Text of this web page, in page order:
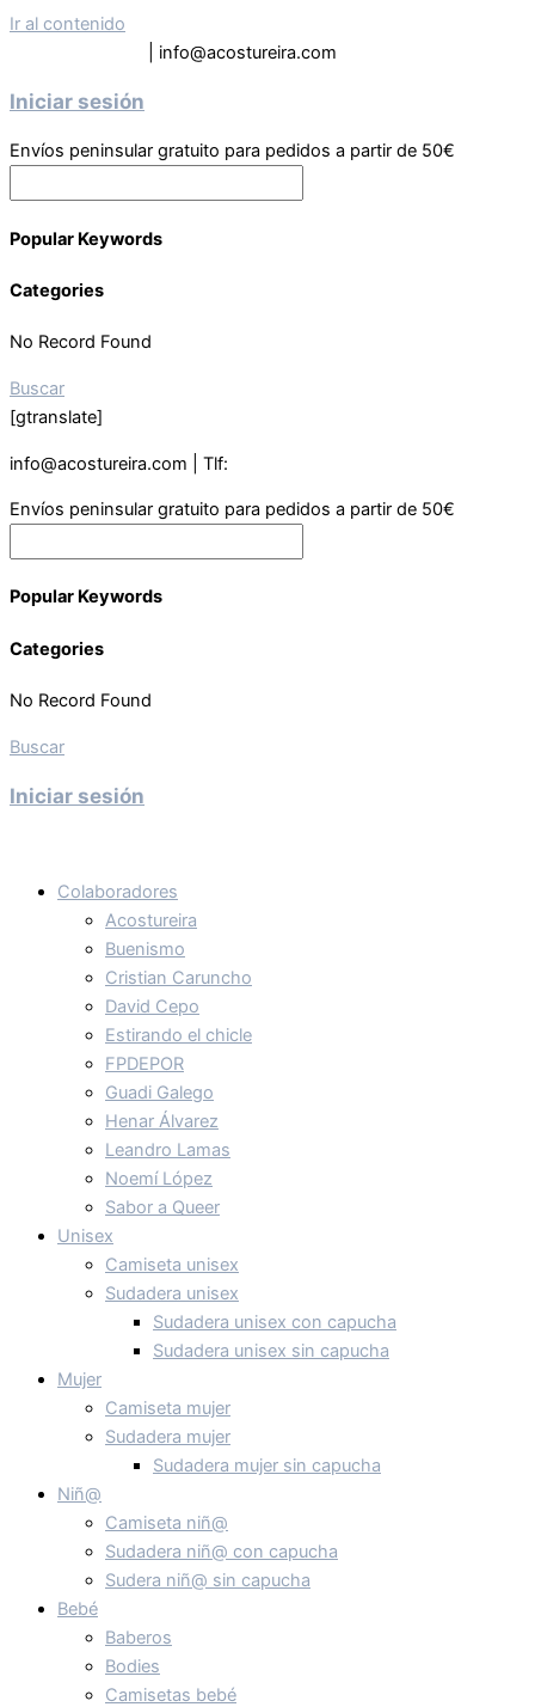
Ir al contenido
| info@acostureira.com
Iniciar sesión
Envíos peninsular gratuito para pedidos a partir de 50€
Popular Keywords
Categories
No Record Found
Buscar
[gtranslate]
info@acostureira.com | Tlf:
Envíos peninsular gratuito para pedidos a partir de 50€
Popular Keywords
Categories
No Record Found
Buscar
Iniciar sesión
Colaboradores
Acostureira
Buenismo
Cristian Caruncho
David Cepo
Estirando el chicle
FPDEPOR
Guadi Galego
Henar Álvarez
Leandro Lamas
Noemí López
Sabor a Queer
Unisex
Camiseta unisex
Sudadera unisex
Sudadera unisex con capucha
Sudadera unisex sin capucha
Mujer
Camiseta mujer
Sudadera mujer
Sudadera mujer sin capucha
Niñ@
Camiseta niñ@
Sudadera niñ@ con capucha
Sudera niñ@ sin capucha
Bebé
Baberos
Bodies
Camisetas bebé